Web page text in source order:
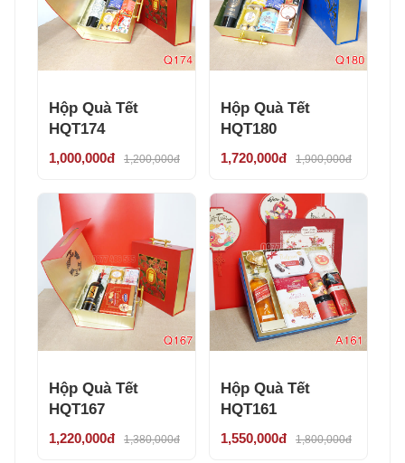
Hộp Quà Tết
HQT174
1,000,000đ 1,200,000đ
Hộp Quà Tết
HQT180
1,720,000đ 1,900,000đ
Hộp Quà Tết
HQT167
1,220,000đ 1,380,000đ
Hộp Quà Tết
HQT161
1,550,000đ 1,800,000đ